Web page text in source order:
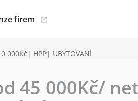
firem
000Kč| HPP| UBYTOVÁNÍ
45 000Kč/